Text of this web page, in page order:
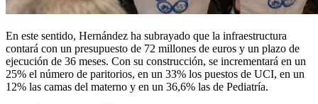
En este sentido, Hernández ha subrayado que la infraestructura
contará con un presupuesto de 72 millones de euros y un plazo de
ejecución de 36 meses. Con su construcción, se incrementará en un
25% el número de paritorios, en un 33% los puestos de UCI, en un
12% las camas del materno y en un 36,6% las de Pediatría.